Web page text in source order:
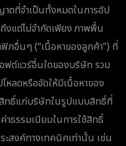
ตที่จำเป็นทั้งหมดในการอัป
งแต่ไม่จำกัดเพียง ภาพพื้น
กอื่นๆ (“เนื้อหาของลูกค้า”) ที่
ฟต์แวร์อื่นใดของบริษัท รวม
หลดหรือจัดให้มีเนื้อหาของ
ทธิ์แก่บริษัทในรูปแบบสิทธิ์ที่
ธรรมเนียมในการใช้สิทธิ์
ะสงค์ทางเทคนิคเท่านั้น เช่น